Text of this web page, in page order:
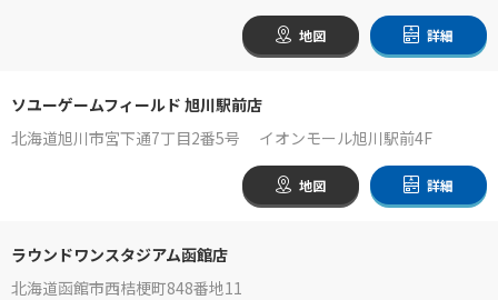
地図 詳細
ソユーゲームフィールド 旭川駅前店
北海道旭川市宮下通7丁目2番5号 イオンモール旭川駅前4F
地図 詳細
ラウンドワンスタジアム函館店
北海道函館市西桔梗町848番地11